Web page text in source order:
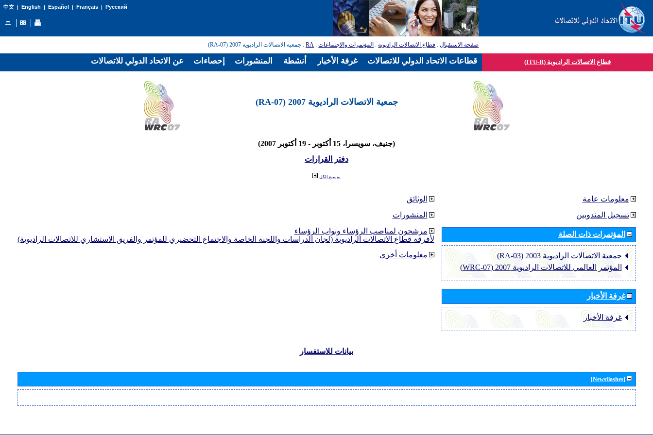
中文| English | Español | Français| Русский
صفحة الاستقبال: قطاع الاتصالات الراديوية: المؤتمرات والاجتماعات:
RA: جمعية الاتصالات الراديوية 2007 (RA-07)
قطاع الاتصالات الراديوية (ITU-R)
جمعية الاتصالات الراديوية 2007 (RA-07)
(جنيف، سويسرا، 15 أكتوبر - 19 أكتوبر 2007)
دفتر القرارات
توسيع الكل
الوثائق
المنشورات
مرشحون لمناصب الرؤساء ونواب الرؤساء
لأفرقة قطاع الاتصالات الراديوية (لجان الدراسات واللجنة الخاصة والاجتماع التحضيري للمؤتمر والفريق الاستشاري للاتصالات الراديوية)
معلومات أخرى
معلومات عامة
تسجيل المندوبين
المؤتمرات ذات الصلة
جمعية الاتصالات الراديوية 2003 (RA-03)
المؤتمر العالمي للاتصالات الراديوية 2007 (WRC-07)
غرفة الأخبار
غرفة الأخبار
بيانات للاستفسار
[Newsflashes]
عن الاتحاد الدولي للاتصالات إحصاءات المنشورات أنشطة غرفة الأخبار قطاعات الاتحاد الدولي للاتصالات